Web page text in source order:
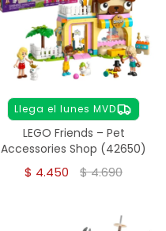
Llega el lunes MVD
LEGO Friends – Pet
Accessories Shop (42650)
$ 4.450 $4.690